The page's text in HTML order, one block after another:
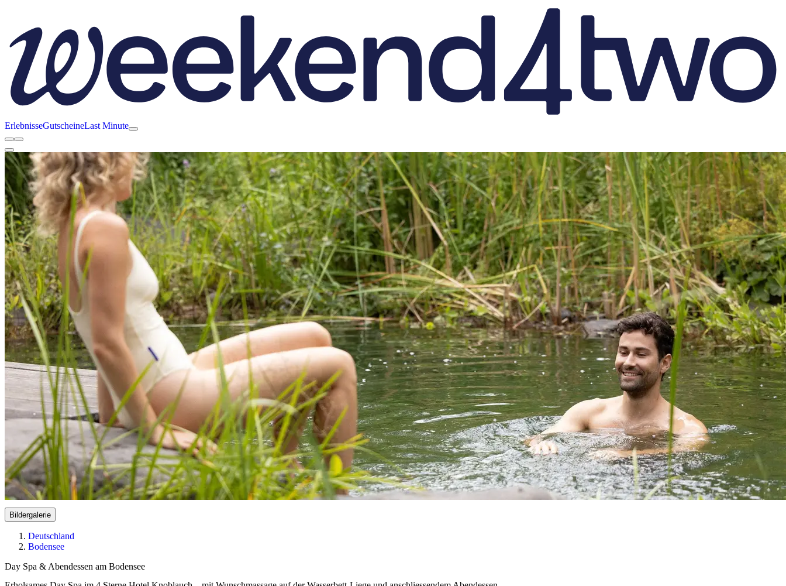
ErlebnisseGutscheineLast Minute
Bildergalerie
Deutschland
Bodensee
Day Spa & Abendessen am Bodensee